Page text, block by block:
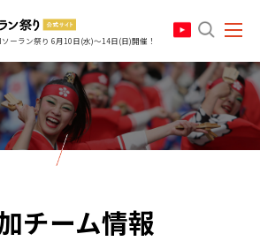
ーラン祭り 6月10日(水)～14日(日)開催！
search
チーム情報